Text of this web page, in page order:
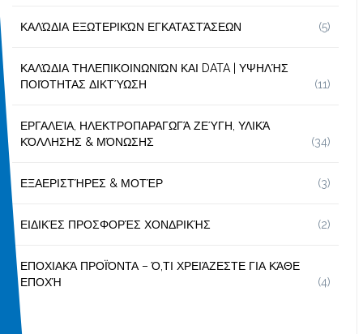
ΚΑΛΏΔΙΑ ΕΞΩΤΕΡΙΚΏΝ ΕΓΚΑΤΑΣΤΆΣΕΩΝ (5)
ΚΑΛΏΔΙΑ ΤΗΛΕΠΙΚΟΙΝΩΝΙΏΝ ΚΑΙ DATA | ΥΨΗΛΉΣ
ΠΟΙΌΤΗΤΑΣ ΔΙΚΤΎΩΣΗ
(11)
ΕΡΓΑΛΕΊΑ, ΗΛΕΚΤΡΟΠΑΡΑΓΩΓΆ ΖΕΎΓΗ, ΥΛΙΚΆ
ΚΌΛΛΗΣΗΣ & ΜΌΝΩΣΗΣ
(34)
ΕΞΑΕΡΙΣΤΉΡΕΣ & ΜΟΤΈΡ (3)
ΕΙΔΙΚΈΣ ΠΡΟΣΦΟΡΈΣ ΧΟΝΔΡΙΚΉΣ (2)
ΕΠΟΧΙΑΚΆ ΠΡΟΪΌΝΤΑ – Ό,ΤΙ ΧΡΕΙΆΖΕΣΤΕ ΓΙΑ ΚΆΘΕ
ΕΠΟΧΉ
(4)